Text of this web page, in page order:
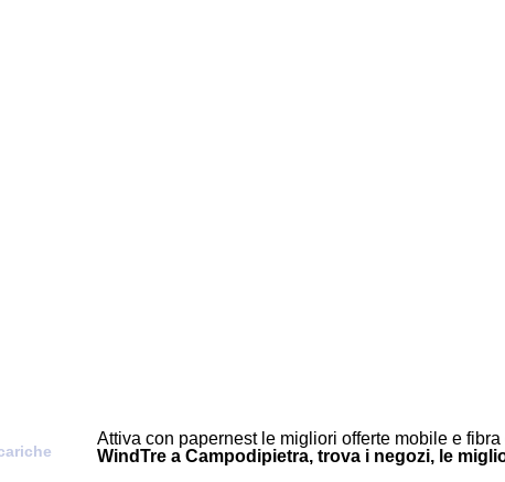
Attiva con papernest le migliori offerte mobile e fibra
WindTre a Campodipietra, trova i negozi, le